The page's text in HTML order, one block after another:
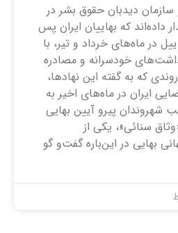
دیدبان حقوق بشر در
داده‌اند که بهاییان ایران پس
در ماه‌های خرداد و تیر، با
خودسرانه و مصادره
که به گفته این نهاد‌ها،
ایران در ماه‌های اخیر به
شهروندان پیرو آیین بهایی
سنائی»، یکی از
بهایی در این‌باره گفت‌و گو